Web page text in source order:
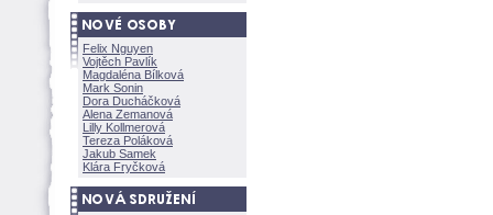
Felix Nguyen
Vojtěch Pavlík
Magdaléna Bílkov
Mark Sonin
Dora Ducháčkov
Alena Zemanov
Lilly Kollmerov
Tereza Polákov
Jakub Samek
Klára Fryčkov